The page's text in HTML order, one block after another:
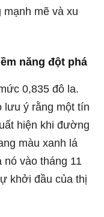
mẽ và xu
năng đột phá
0,835 đô la.
lưu ý rằng một tín
hiện khi đường
màu xanh lá
vào tháng 11
khởi đầu của thị